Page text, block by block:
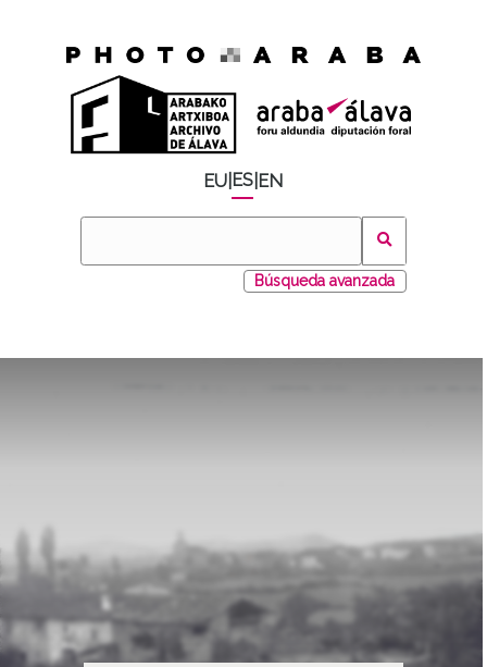
EU ES EN
Búsqueda avanzada